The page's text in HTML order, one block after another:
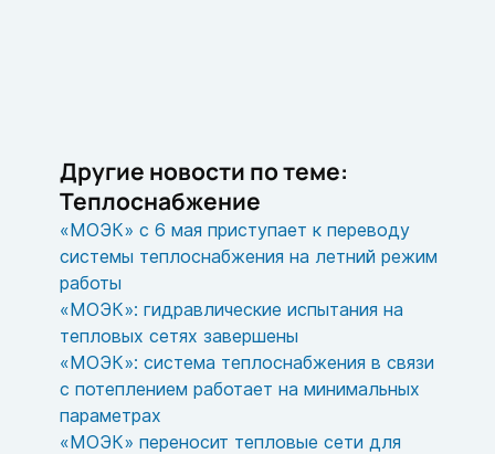
Другие новости по теме:
Теплоснабжение
«МОЭК» с 6 мая приступает к переводу
системы теплоснабжения на летний режим
работы
«МОЭК»: гидравлические испытания на
тепловых сетях завершены
«МОЭК»: система теплоснабжения в связи
с потеплением работает на минимальных
параметрах
«МОЭК» переносит тепловые сети для